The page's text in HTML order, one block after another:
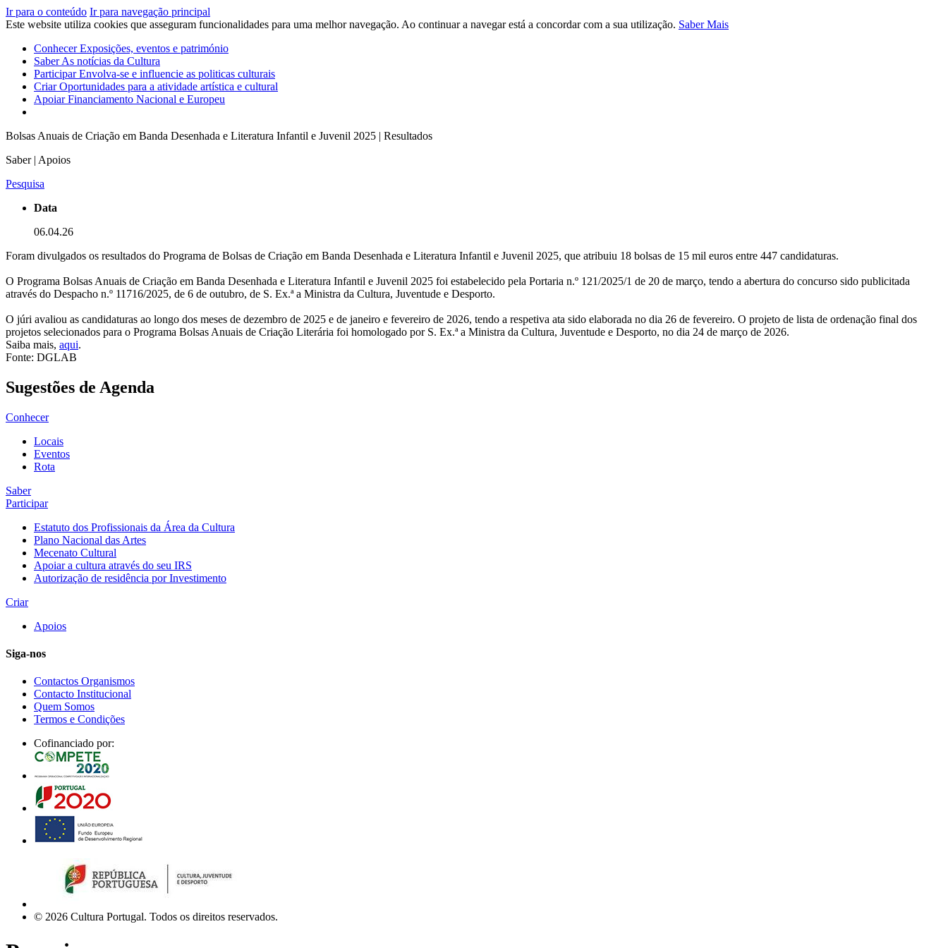
Ir para o conteúdo Ir para navegação principal
Este website utiliza cookies que asseguram funcionalidades para uma melhor navegação. Ao continuar a navegar está a concordar com a sua utilização. Saber Mais
ConhecerExposições, eventos e património
SaberAs notícias da Cultura
ParticiparEnvolva-se e influencie as politicas culturais
CriarOportunidades para a atividade artística e cultural
ApoiarFinanciamento Nacional e Europeu
Bolsas Anuais de Criação em Banda Desenhada e Literatura Infantil e Juvenil 2025 | Resultados
Saber | Apoios
Pesquisa
Data
06.04.26
Foram divulgados os resultados do Programa de Bolsas de Criação em Banda Desenhada e Literatura Infantil e Juvenil 2025, que atribuiu 18 bolsas de 15 mil euros entre 447 candidaturas.
O Programa Bolsas Anuais de Criação em Banda Desenhada e Literatura Infantil e Juvenil 2025 foi estabelecido pela Portaria n.º 121/2025/1 de 20 de março, tendo a abertura do concurso sido publicitada
através do Despacho n.º 11716/2025, de 6 de outubro, de S. Ex.ª a Ministra da Cultura, Juventude e Desporto.
O júri avaliou as candidaturas ao longo dos meses de dezembro de 2025 e de janeiro e fevereiro de 2026, tendo a respetiva ata sido elaborada no dia 26 de fevereiro. O projeto de lista de ordenação final dos
projetos selecionados para o Programa Bolsas Anuais de Criação Literária foi homologado por S. Ex.ª a Ministra da Cultura, Juventude e Desporto, no dia 24 de março de 2026.
Saiba mais, aqui.
Fonte: DGLAB
Sugestões de Agenda
Conhecer
Locais
Eventos
Rota
Saber
Participar
Estatuto dos Profissionais da Área da Cultura
Plano Nacional das Artes
Mecenato Cultural
Apoiar a cultura através do seu IRS
Autorização de residência por Investimento
Criar
Apoios
Siga-nos
Contactos Organismos
Contacto Institucional
Quem Somos
Termos e Condições
Cofinanciado por:
© 2026 Cultura Portugal. Todos os direitos reservados.